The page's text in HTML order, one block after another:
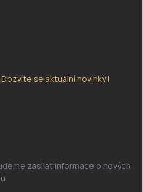
se aktuální novinky i
zasílat informace o nových